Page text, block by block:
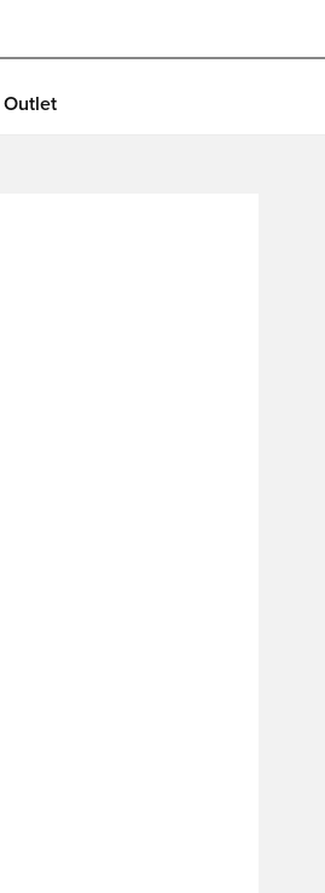
Outlet